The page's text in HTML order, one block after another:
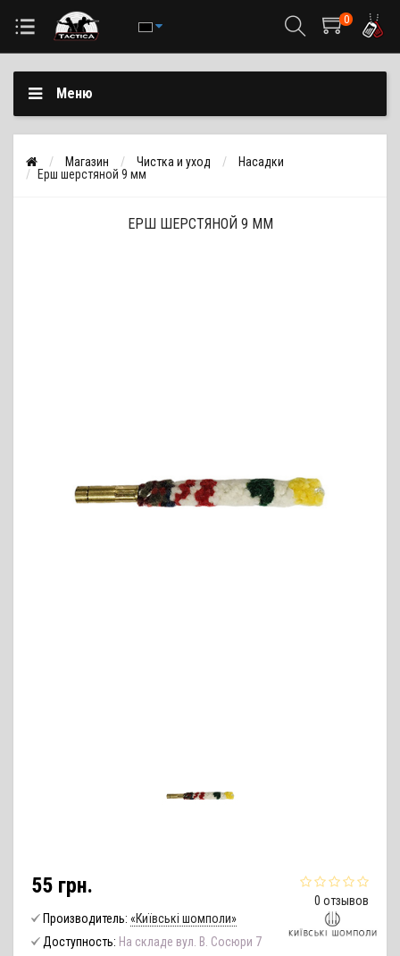
0
Меню
Магазин Чистка и уход
Насадки
Ерш шерстяной 9 мм
ЕРШ ШЕРСТЯНОЙ 9 ММ
0 отзывов
55 грн.
Производитель: «Київські шомполи»
Доступность: На складе вул. В. Сосюри 7